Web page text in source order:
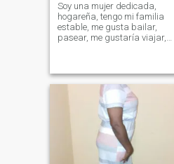
Soy una mujer dedicada,
hogareña, tengo mi familia
estable, me gusta bailar,
pasear, me gustaría viajar,
conseguir un compañero
alegre, espléndido,
romántico, que me quiera y